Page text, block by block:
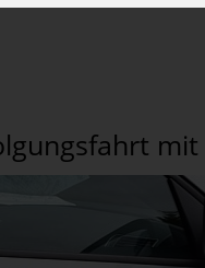
mit